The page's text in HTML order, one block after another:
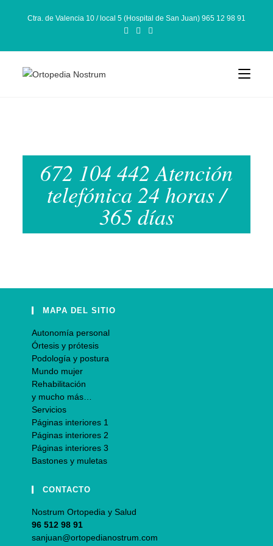
Ctra. de Valencia 10 / local 5 (Hospital de San Juan) 965 12 98 91
672 104 442 Atención
telefónica 24 horas /
365 días
MAPA DEL SITIO
Autonomía personal
Órtesis y prótesis
Podología y postura
Mundo mujer
Rehabilitación
y mucho más…
Servicios
Páginas interiores 1
Páginas interiores 2
Páginas interiores 3
Bastones y muletas
CONTACTO
Nostrum Ortopedia y Salud
96 512 98 91
sanjuan@ortopedianostrum.com